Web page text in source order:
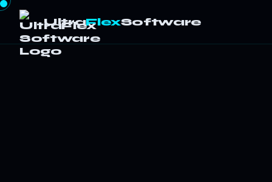
UltraFlexSoftware